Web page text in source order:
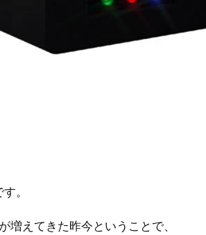
。
増えてきた昨今ということで、